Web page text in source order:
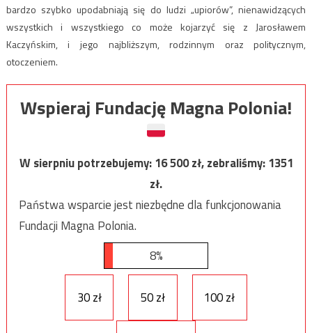
bardzo szybko upodabniają się do ludzi „upiorów”, nienawidzących
wszystkich i wszystkiego co może kojarzyć się z Jarosławem
Kaczyńskim, i jego najbliższym, rodzinnym oraz politycznym,
otoczeniem.
Wspieraj Fundację Magna Polonia!
W sierpniu potrzebujemy:16 500zł, zebraliśmy:1351
zł.
Państwa wsparcie jest niezbędne dla funkcjonowania
Fundacji Magna Polonia.
8%
30 zł 50 zł 100 zł